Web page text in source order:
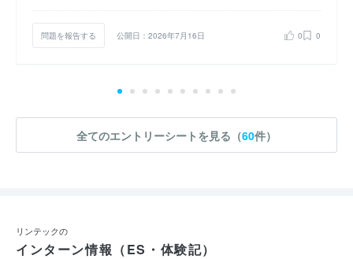
問題を報告する 公開日：2026年7月16日 0 0
全てのエントリーシートを見る（60件）
リンテックの
インターン情報（ES・体験記）